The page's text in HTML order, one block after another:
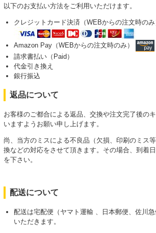
以下のお支払い方法をご利用いただけます。
クレジットカード決済（WEBからの注文時のみ
Amazon Pay（WEBからの注文時のみ）
請求書払い（Paid）
代金引き換え
銀行振込
返品について
お客様のご都合による返品、交換や注文完了後の
いますようお願い申し上げます。
尚、当方のミスによる不良品（欠損、印刷のミス
換などの対応をさせて頂きます。その場合、到着
を下さい。
配送について
配送は宅配便（ヤマト運輸 、日本郵便、佐川
いただきます。